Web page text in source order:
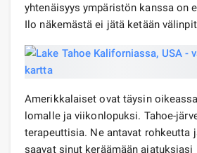
yhtenäisyys ympäristön kanssa on
Ilo näkemästä ei jätä ketään
Amerikkalaiset ovat täysin
lomalle ja viikonlopuksi. Tahoe-
terapeuttisia. Ne antavat rohkeutta
saavat sinut keräämään ajatuksiasi